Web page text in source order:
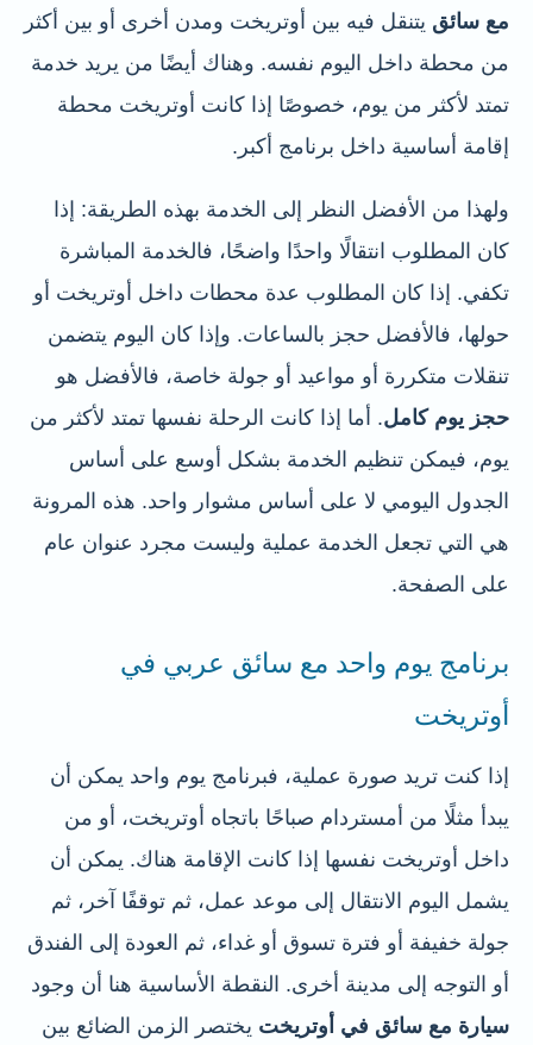
مع سائق يتنقل فيه بين أوتريخت ومدن أخرى أو بين أكثر
من محطة داخل اليوم نفسه. وهناك أيضًا من يريد خدمة
تمتد لأكثر من يوم، خصوصًا إذا كانت أوتريخت محطة
إقامة أساسية داخل برنامج أكبر.
ولهذا من الأفضل النظر إلى الخدمة بهذه الطريقة: إذا
كان المطلوب انتقالًا واحدًا واضحًا، فالخدمة المباشرة
تكفي. إذا كان المطلوب عدة محطات داخل أوتريخت أو
حولها، فالأفضل حجز بالساعات. وإذا كان اليوم يتضمن
تنقلات متكررة أو مواعيد أو جولة خاصة، فالأفضل هو
حجز يوم كامل. أما إذا كانت الرحلة نفسها تمتد لأكثر من
يوم، فيمكن تنظيم الخدمة بشكل أوسع على أساس
الجدول اليومي لا على أساس مشوار واحد. هذه المرونة
هي التي تجعل الخدمة عملية وليست مجرد عنوان عام
على الصفحة.
برنامج يوم واحد مع سائق عربي في
أوتريخت
إذا كنت تريد صورة عملية، فبرنامج يوم واحد يمكن أن
يبدأ مثلًا من أمستردام صباحًا باتجاه أوتريخت، أو من
داخل أوتريخت نفسها إذا كانت الإقامة هناك. يمكن أن
يشمل اليوم الانتقال إلى موعد عمل، ثم توقفًا آخر، ثم
جولة خفيفة أو فترة تسوق أو غداء، ثم العودة إلى الفندق
أو التوجه إلى مدينة أخرى. النقطة الأساسية هنا أن وجود
سيارة مع سائق في أوتريخت يختصر الزمن الضائع بين